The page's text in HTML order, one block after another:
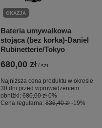
OKAZJA
Bateria umywalkowa
stojąca (bez korka)-Daniel
Rubinetterie/Tokyo
680,00 zł / szt.
Najniższa cena produktu w okresie
30 dni przed wprowadzeniem
obniżki: 680,00 zł 0%
Cena regularna: 836,40 zł -19%